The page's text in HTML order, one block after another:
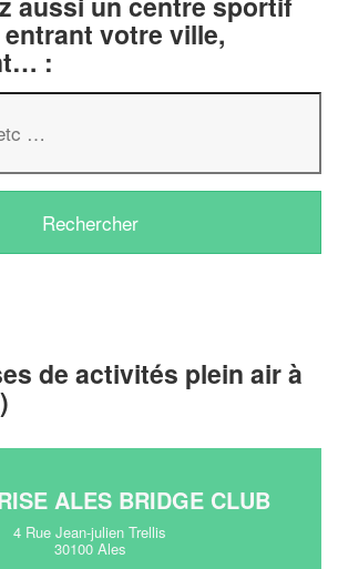
votre ville,
:
de activités plein air à
ALES BRIDGE CLUB
4 Rue Jean-julien Trellis
30100 Ales